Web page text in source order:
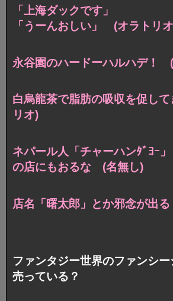
「上海ダックです」
「うーんおしい」 (オラトリ
永谷園のハードーハルハデ！
白烏龍茶で脂肪の吸収を促し
リオ)
ネパール人「チャーハンﾀﾞﾖｰ
の店にもおるな (名無し)
店名「曙太郎」とか邪念が出
ファンタジー世界のファンシ
売っている？